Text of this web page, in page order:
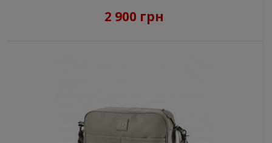
2 900 грн